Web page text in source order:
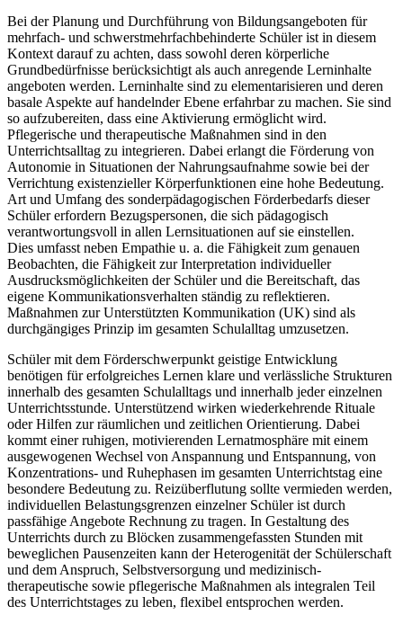
Bei der Planung und Durchführung von Bildungsangeboten für
mehrfach- und schwerstmehrfachbehinderte Schüler ist in diesem
Kontext darauf zu achten, dass sowohl deren körperliche
Grundbedürfnisse berücksichtigt als auch anregende Lerninhalte
angeboten werden. Lerninhalte sind zu elementarisieren und deren
basale Aspekte auf handelnder Ebene erfahrbar zu machen. Sie sind
so aufzubereiten, dass eine Aktivierung ermöglicht wird.
Pflegerische und therapeutische Maßnahmen sind in den
Unterrichtsalltag zu integrieren. Dabei erlangt die Förderung von
Autonomie in Situationen der Nahrungsaufnahme sowie bei der
Verrichtung existenzieller Körperfunktionen eine hohe Bedeutung.
Art und Umfang des sonderpädagogischen Förderbedarfs dieser
Schüler erfordern Bezugspersonen, die sich pädagogisch
verantwortungsvoll in allen Lernsituationen auf sie einstellen.
Dies umfasst neben Empathie u. a. die Fähigkeit zum genauen
Beobachten, die Fähigkeit zur Interpretation individueller
Ausdrucksmöglichkeiten der Schüler und die Bereitschaft, das
eigene Kommunikationsverhalten ständig zu reflektieren.
Maßnahmen zur Unterstützten Kommunikation (UK) sind als
durchgängiges Prinzip im gesamten Schulalltag umzusetzen.
Schüler mit dem Förderschwerpunkt geistige Entwicklung
benötigen für erfolgreiches Lernen klare und verlässliche Strukturen
innerhalb des gesamten Schulalltags und innerhalb jeder einzelnen
Unterrichtsstunde. Unterstützend wirken wiederkehrende Rituale
oder Hilfen zur räumlichen und zeitlichen Orientierung. Dabei
kommt einer ruhigen, motivierenden Lernatmosphäre mit einem
ausgewogenen Wechsel von Anspannung und Entspannung, von
Konzentrations- und Ruhephasen im gesamten Unterrichtstag eine
besondere Bedeutung zu. Reizüberflutung sollte vermieden werden,
individuellen Belastungsgrenzen einzelner Schüler ist durch
passfähige Angebote Rechnung zu tragen. In Gestaltung des
Unterrichts durch zu Blöcken zusammengefassten Stunden mit
beweglichen Pausenzeiten kann der Heterogenität der Schülerschaft
und dem Anspruch, Selbstversorgung und medizinisch-
therapeutische sowie pflegerische Maßnahmen als integralen Teil
des Unterrichtstages zu leben, flexibel entsprochen werden.